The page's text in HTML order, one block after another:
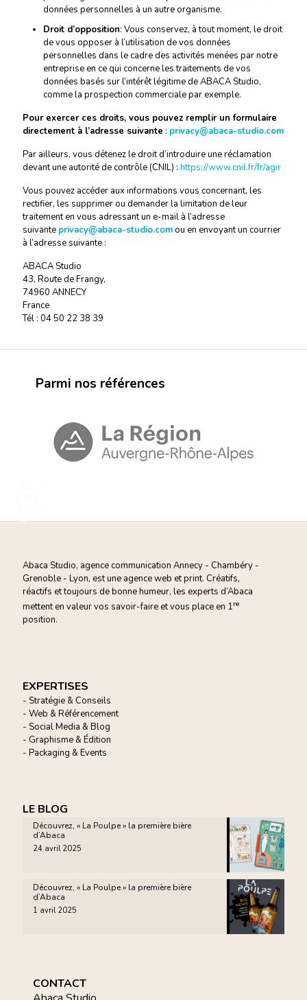
données personnelles à un autre organisme.
Droit d’opposition: Vous conservez, à tout moment, le droit
de vous opposer à l’utilisation de vos données
personnelles dans le cadre des activités menées par notre
entreprise en ce qui concerne les traitements de vos
données basés sur l’intérêt légitime de ABACA Studio,
comme la prospection commerciale par exemple.
Pour exercer ces droits, vous pouvez remplir un formulaire
directement à l’adresse suivante : privacy@abaca-studio.com
Par ailleurs, vous détenez le droit d’introduire une réclamation
devant une autorité de contrôle (CNIL) : https://www.cnil.fr/fr/agir
Vous pouvez accéder aux informations vous concernant, les
rectifier, les supprimer ou demander la limitation de leur
traitement en vous adressant un e-mail à l’adresse
suivante privacy@abaca-studio.comou en envoyant un courrier
à l’adresse suivante :
ABACA Studio
43, Route de Frangy,
74960 ANNECY
France
Tél : 04 50 22 38 39
Parmi nos références
Abaca Studio, agence communication Annecy - Chambéry -
Grenoble - Lyon, est une agence web et print. Créatifs,
réactifs et toujours de bonne humeur, les experts d’Abaca
mettent en valeur vos savoir-faire et vous place en 1re
position.
EXPERTISES
- Stratégie & Conseils
- Web & Référencement
- Social Media & Blog
- Graphisme & Édition
- Packaging & Events
LE BLOG
Découvrez, « La Poulpe » la première bière
d’Abaca
24 avril 2025
Découvrez, « La Poulpe » la première bière
d’Abaca
1 avril 2025
CONTACT